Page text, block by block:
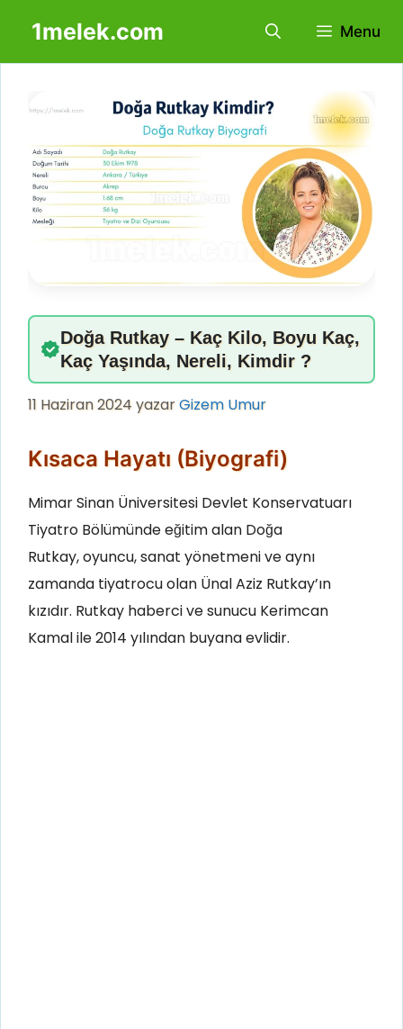
1melek.com Menu
Doğa Rutkay – Kaç Kilo, Boyu Kaç,
Kaç Yaşında, Nereli, Kimdir ?
11 Haziran 2024yazarGizem Umur
Kısaca Hayatı (Biyografi)
Mimar Sinan Üniversitesi Devlet Konservatuarı
Tiyatro Bölümünde eğitim alan Doğa
Rutkay, oyuncu, sanat yönetmeni ve aynı
zamanda tiyatrocu olan Ünal Aziz Rutkay’ın
kızıdır. Rutkay haberci ve sunucu Kerimcan
Kamal ile 2014 yılından buyana evlidir.